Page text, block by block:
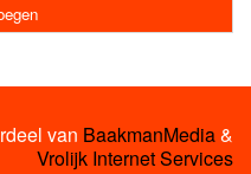
van BaakmanMedia&
Vrolijk Internet Services